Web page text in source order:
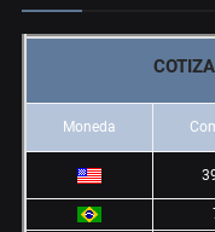
Moneda